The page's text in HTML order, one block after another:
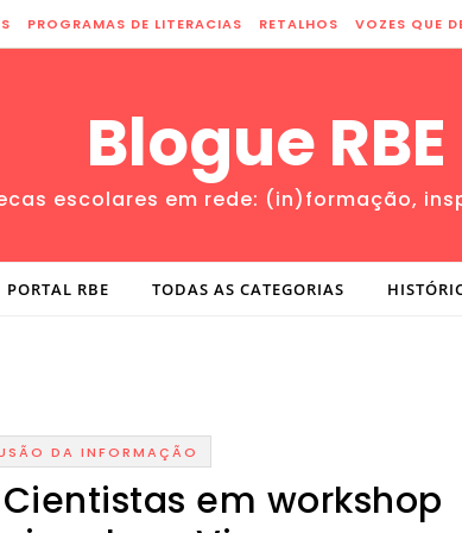
PROGRAMAS DE LITERACIAS RETALHOS VOZES QUE
Blogue RBE
escolares em rede: (in)formação,
PORTAL RBE TODAS AS CATEGORIAS
DA INFORMAÇÃO
em workshop